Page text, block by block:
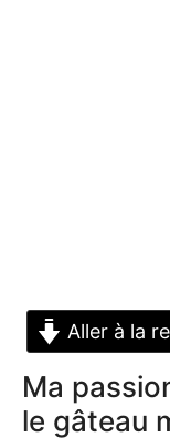
Aller à la
Ma
le gâteau